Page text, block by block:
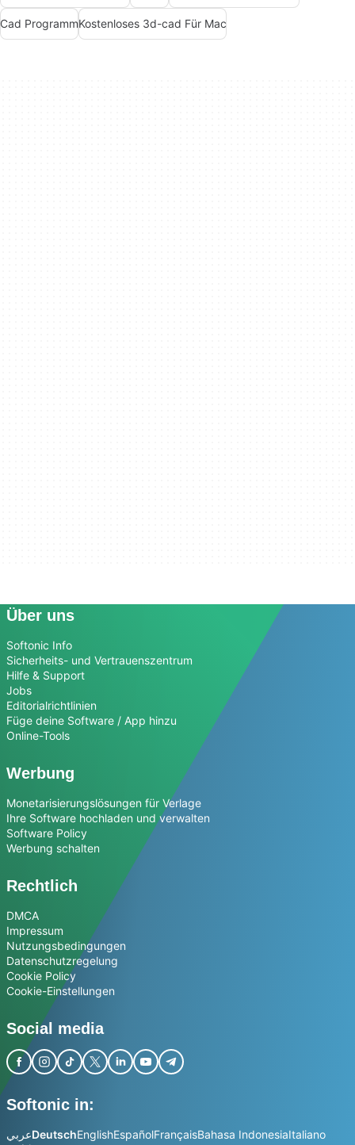
Cad ProgrammKostenloses 3d-cad Für Mac
Über uns
Softonic Info
Sicherheits- und Vertrauenszentrum
Hilfe & Support
Jobs
Editorialrichtlinien
Füge deine Software / App hinzu
Online-Tools
Werbung
Monetarisierungslösungen für Verlage
Ihre Software hochladen und verwalten
Software Policy
Werbung schalten
Rechtlich
DMCA
Impressum
Nutzungsbedingungen
Datenschutzregelung
Cookie Policy
Cookie-Einstellungen
Social media
Softonic in:
عربيDeutschEnglishEspañolFrançaisBahasa IndonesiaItaliano